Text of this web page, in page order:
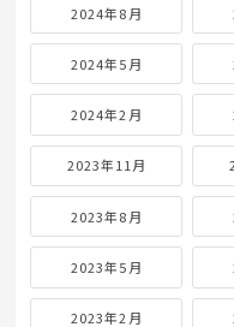
2024年8月
2024年5月
2024年2月
2023年11月
2023年8月
2023年5月
2023年2月